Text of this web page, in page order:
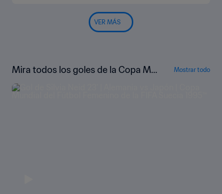
VER MÁS
Mira todos los goles de la Copa Mu
ndial Femenina de Suecia 1995™
Mostrar todo